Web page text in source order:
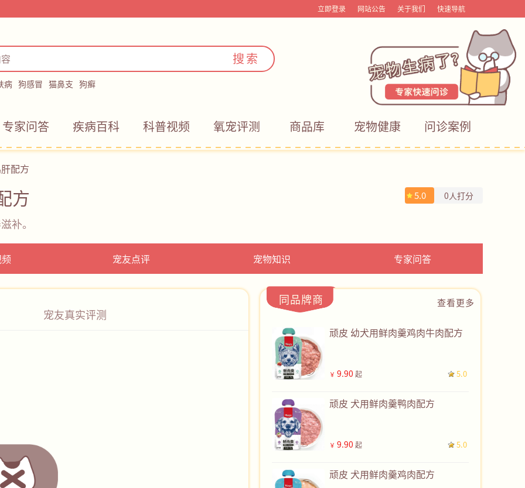
立即登录 网站公告 关于我们 快速导航
搜索
病 狗感冒 猫鼻支 狗癣
专家问答 疾病百科 科普视频 氧宠评测 商品库 宠物健康 问诊案例
配方
方 5.0 0人打分
补。
宠友点评 宠物知识 专家问答
宠友真实评测
同品牌商 查看更多
顽皮 幼犬用鲜肉羹鸡肉牛肉配方
￥ 9.90 起 5.0
顽皮 犬用鲜肉羹鸭肉配方
￥ 9.90 起 5.0
顽皮 犬用鲜肉羹鸡肉配方